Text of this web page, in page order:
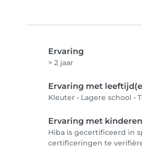
Ervaring
> 2 jaar
Ervaring met
Kleuter • Lagere school •
Ervaring met
Hiba is gecertificeerd in
certificeringen te